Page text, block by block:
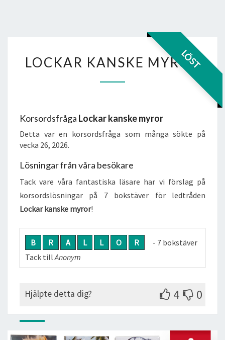
LÖST
KANSKE
LOCKAR KANSKE MYROR
Korsordsfråga Lockar kanske myror
Detta var en korsordsfråga som många sökte på
vecka 26, 2026.
Lösningar från våra besökare
Tack vare våra fantastiska läsare har vi förslag på
korsordslösningar på 7 bokstäver för ledtråden
Lockar kanske myror!
B R A L L O R
- 7 bokstäver
Tack tillAnonym
Hjälpte detta dig? 4 0